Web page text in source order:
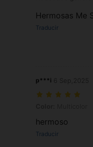
Hermosas Me
Traducir
p***i
hermoso
Traducir